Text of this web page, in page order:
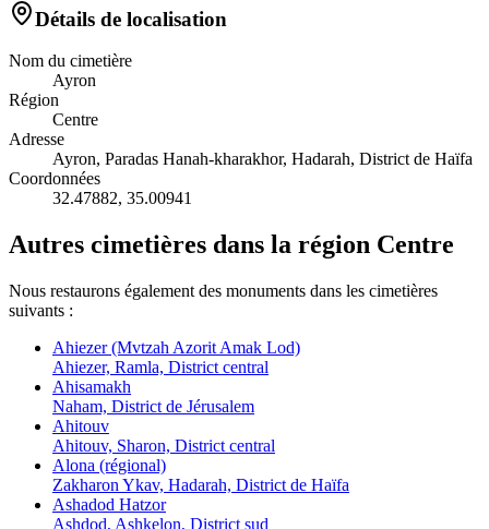
Détails de localisation
Nom du cimetière
Ayron
Région
Centre
Adresse
Ayron, Paradas Hanah-kharakhor, Hadarah, District de Haïfa
Coordonnées
32.47882, 35.00941
Autres cimetières dans la région Centre
Nous restaurons également des monuments dans les cimetières
suivants :
Ahiezer (Mvtzah Azorit Amak Lod)
Ahiezer, Ramla, District central
Ahisamakh
Naham, District de Jérusalem
Ahitouv
Ahitouv, Sharon, District central
Alona (régional)
Zakharon Ykav, Hadarah, District de Haïfa
Ashadod Hatzor
Ashdod, Ashkelon, District sud